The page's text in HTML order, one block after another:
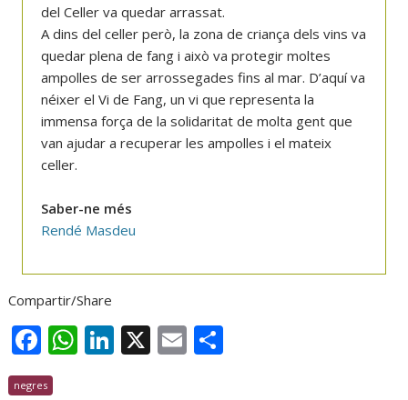
del Celler va quedar arrassat.
A dins del celler però, la zona de criança dels vins va
quedar plena de fang i això va protegir moltes
ampolles de ser arrossegades fins al mar. D’aquí va
néixer el Vi de Fang, un vi que representa la
immensa força de la solidaritat de molta gent que
van ajudar a recuperar les ampolles i el mateix
celler.
Saber-ne més
Rendé Masdeu
Compartir/Share
F
ac
W Li X E
negres